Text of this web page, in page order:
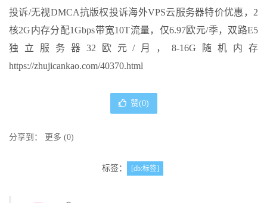
投诉/无视DMCA抗版权投诉海外VPS云服务器特价优惠，2
核2G内存分配1Gbps带宽10T流量，仅6.97欧元/季，双路E5
独立服务器32欧元/月，8-16G随机内存
https://zhujicankao.com/40370.html
赞(0)
分享到： 更多 (0)
标签： [db:标签]